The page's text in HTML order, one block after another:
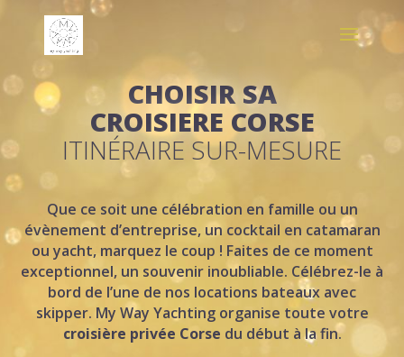
CHOISIR SA
CROISIERE CORSE
ITINÉRAIRE SUR-MESURE
Que ce soit une célébration en famille ou un
évènement d’entreprise, un cocktail en catamaran
ou yacht, marquez le coup ! Faites de ce moment
exceptionnel, un souvenir inoubliable. Célébrez-le à
bord de l’une de nos locations bateaux avec
skipper. My Way Yachting organise toute votre
croisière privée Corse du début à la fin.